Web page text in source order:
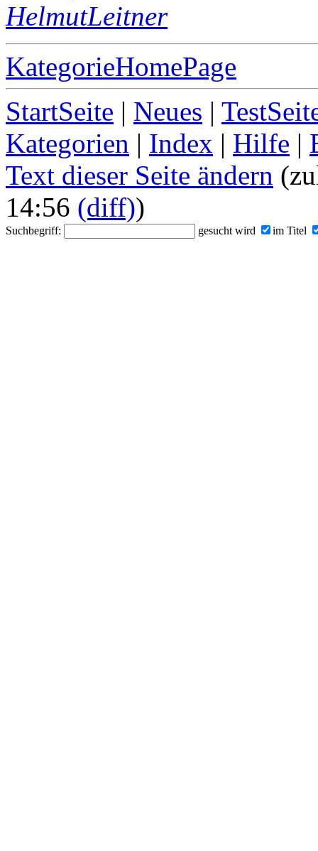
HelmutLeitner
KategorieHomePage
StartSeite | Neues |
Kategorien | Index | Hilfe |
Text dieser Seite ändern
14:56 (diff))
Suchbegriff: gesucht wird im Titel